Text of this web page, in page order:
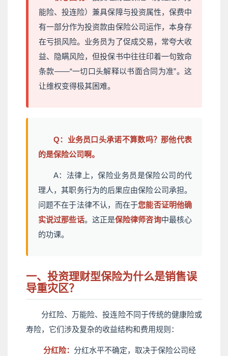
能险、投连险）兼具保障与投资属性，保费中
有一部分作为投资款由保险公司运作，本身存
在亏损风险。业务员为了促成交易，常夸大收
益、隐瞒风险，但投保书中往往印着一句致命
条款——“一切口头解释以书面合同为准”。这
让维权变得极其困难。
Q：业务员口头承诺不算数吗？那他代表
的是保险公司啊。
A：法律上，保险业务员是保险公司的代
理人，其职务行为的后果应由保险公司承担。
问题不在于法律不认，而在于您能否证明他确
实说过那些话。这正是保险律师咨询中最核心
的功课。
一、投资理财型保险为什么是销售误
导重灾区？
分红险、万能险、投连险不同于传统的健康险或
寿险，它们涉及复杂的收益结构和费用规则：
分红险： 分红水平不确定，取决于保险公司经